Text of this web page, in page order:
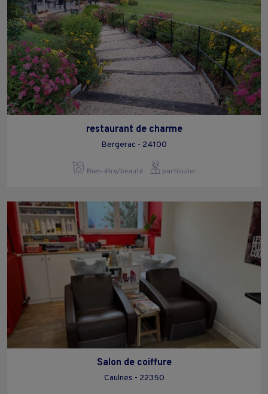
restaurant de charme
Bergerac - 24100
Bien-être/beauté particulier
Salon de coiffure
Caulnes - 22350